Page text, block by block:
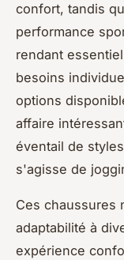
confort, tandis
performance
rendant
besoins
options
affaire
éventail de
s'agisse de
Ces chaussures
adaptabilité à
expérience